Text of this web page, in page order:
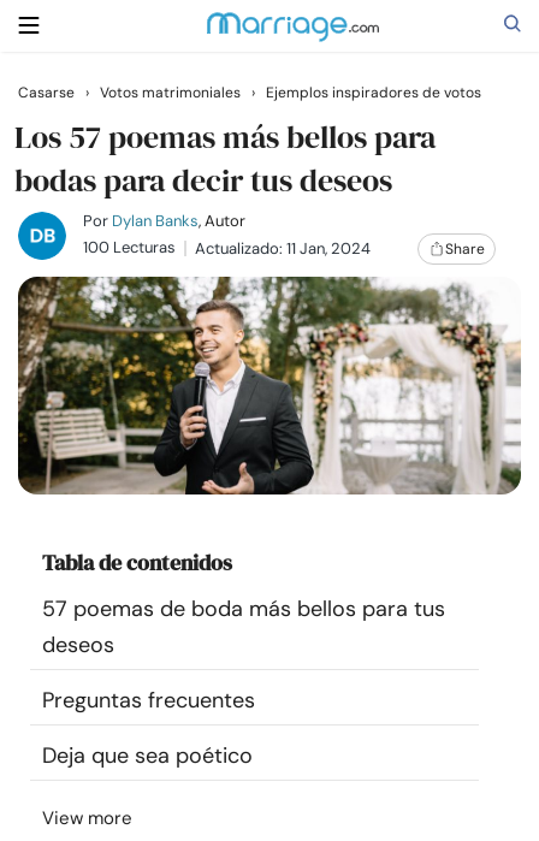
Buscar
Casarse
Relaciones
Familia
Ayuda
Cursos
Recursos
Comunidad
Encuentra un terapeuta
Idioma
Casarse › Votos matrimoniales › Ejemplos inspiradores de votos
Los 57 poemas más bellos para
bodas para decir tus deseos
Por Dylan Banks, Autor
100 Lecturas
Actualizado: 11 Jan, 2024 Share
Tabla de contenidos
57 poemas de boda más bellos para tus
deseos
Preguntas frecuentes
Deja que sea poético
View more